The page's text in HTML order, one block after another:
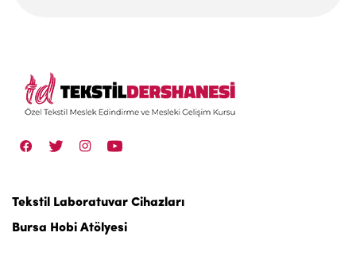
Tekstil Laboratuvar Cihazları
Bursa Hobi Atölyesi